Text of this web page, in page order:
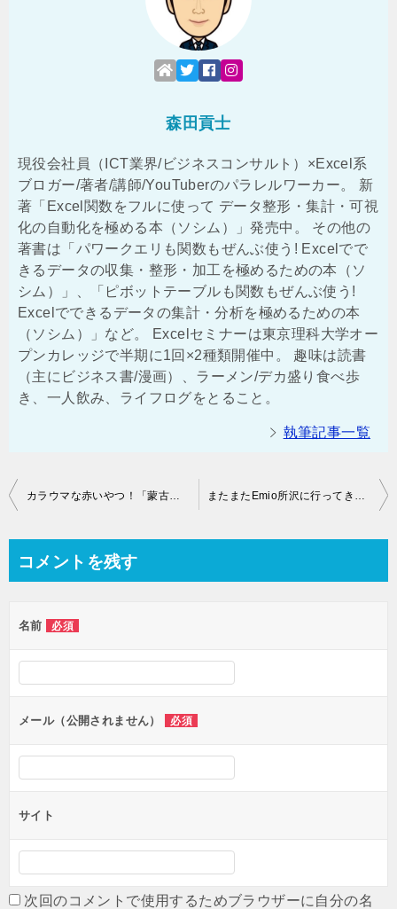
森田貢士
現役会社員（ICT業界/ビジネスコンサルト）×Excel系
ブロガー/著者/講師/YouTuberのパラレルワーカー。 新
著「Excel関数をフルに使って データ整形・集計・可視
化の自動化を極める本（ソシム）」発売中。 その他の
著書は「パワークエリも関数もぜんぶ使う! Excelでで
きるデータの収集・整形・加工を極めるための本（ソ
シム）」、「ピボットテーブルも関数もぜんぶ使う!
Excelでできるデータの集計・分析を極めるための本
（ソシム）」など。 Excelセミナーは東京理科大学オー
プンカレッジで半期に1回×2種類開催中。 趣味は読書
（主にビジネス書/漫画）、ラーメン/デカ盛り食べ歩
き、一人飲み、ライフログをとること。
執筆記事一覧
投
ビ
ー
シ
ョ
ン
コメントを残す
名前 必須
メール（公開されません） 必須
サイト
次回のコメントで使用するためブラウザーに自分の名